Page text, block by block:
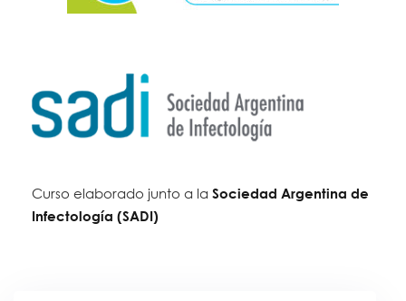
Curso elaborado junto a la Sociedad Argentina de
Infectología (SADI)